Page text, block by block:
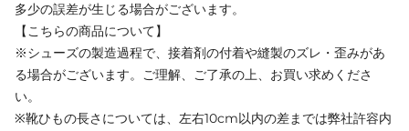
多少の誤差が生じる場合がございます。
【こちらの商品について】
※シューズの製造過程で、接着剤の付着や縫製のズレ・歪みがあ
る場合がございます。ご理解、ご了承の上、お買い求めくださ
い。
※靴ひもの長さについては、左右10cm以内の差までは弊社許容内